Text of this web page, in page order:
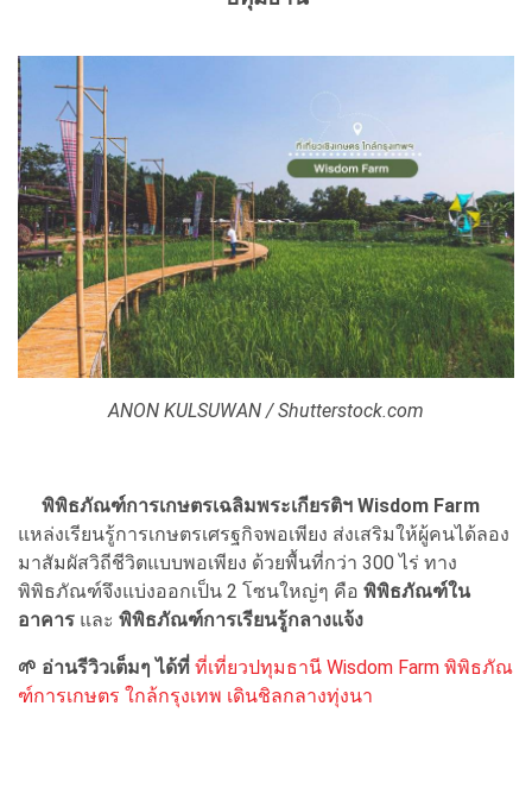
ANON KULSUWAN / Shutterstock.com
พิพิธภัณฑ์การเกษตรเฉลิมพระเกียรติฯ Wisdom Farm
แหล่งเรียนรู้การเกษตรเศรฐกิจพอเพียง ส่งเสริมให้ผู้คนได้ลอง
มาสัมผัสวิถีชีวิตแบบพอเพียง ด้วยพื้นที่กว่า 300 ไร่ ทาง
พิพิธภัณฑ์จึงแบ่งออกเป็น 2 โซนใหญ่ๆ คือ พิพิธภัณฑ์ใน
อาคาร และ พิพิธภัณฑ์การเรียนรู้กลางแจ้ง
🌱 อ่านรีวิวเต็มๆ ได้ที่ ที่เที่ยวปทุมธานี Wisdom Farm พิพิธภัณ
ฑ์การเกษตร ใกล้กรุงเทพ เดินชิลกลางทุ่งนา